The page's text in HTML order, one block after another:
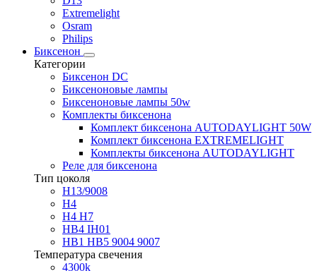
Extremelight
Osram
Philips
Биксенон
Категории
Биксенон DC
Биксеноновые лампы
Биксеноновые лампы 50w
Комплекты биксенона
Комплект биксенона AUTODAYLIGHT 50W
Комплект биксенона EXTREMELIGHT
Комплекты биксенона AUTODAYLIGHT
Реле для биксенона
Тип цоколя
H13/9008
H4
H4 H7
HB4 IH01
HB1 HB5 9004 9007
Температура свечения
4300k